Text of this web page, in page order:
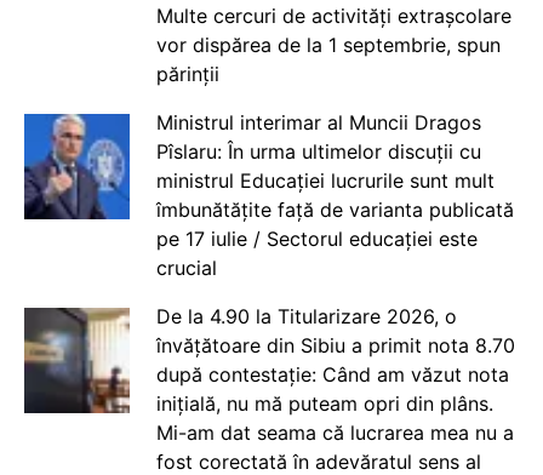
Multe cercuri de activități extrașcolare
vor dispărea de la 1 septembrie, spun
părinții
Ministrul interimar al Muncii Dragos
Pîslaru: În urma ultimelor discuții cu
ministrul Educației lucrurile sunt mult
îmbunătățite față de varianta publicată
pe 17 iulie / Sectorul educației este
crucial
De la 4.90 la Titularizare 2026, o
învățătoare din Sibiu a primit nota 8.70
după contestație: Când am văzut nota
inițială, nu mă puteam opri din plâns.
Mi-am dat seama că lucrarea mea nu a
fost corectată în adevăratul sens al